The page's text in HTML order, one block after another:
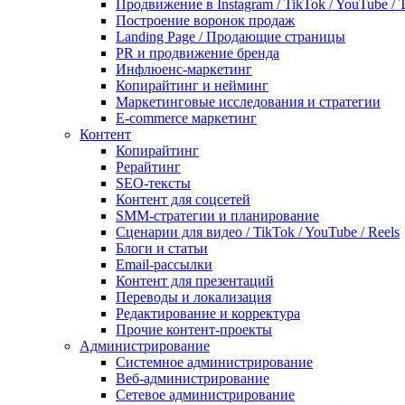
Продвижение в Instagram / TikTok / YouTube /
Построение воронок продаж
Landing Page / Продающие страницы
PR и продвижение бренда
Инфлюенс-маркетинг
Копирайтинг и нейминг
Маркетинговые исследования и стратегии
E-commerce маркетинг
Контент
Копирайтинг
Рерайтинг
SEO-тексты
Контент для соцсетей
SMM-стратегии и планирование
Сценарии для видео / TikTok / YouTube / Reels
Блоги и статьи
Email-рассылки
Контент для презентаций
Переводы и локализация
Редактирование и корректура
Прочие контент-проекты
Администрирование
Системное администрирование
Веб-администрирование
Сетевое администрирование